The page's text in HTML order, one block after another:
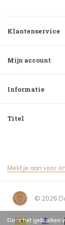
Klantenservice
Mijn account
Informatie
Titel
Meld je aan voor
© 2026
Door het gebruiken